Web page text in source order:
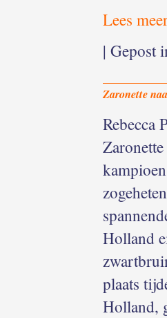
Lees
| Gepost
Zaronette
Rebecca
Holland
plaats
Holland,